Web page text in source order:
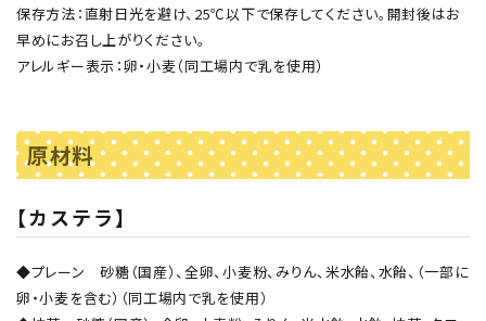
保存方法：直射日光を避け、25℃以下で保存してください。開封後はお
早めにお召し上がりください。
アレルギー表示：卵・小麦（同工場内で乳を使用）
原材料
【カステラ】
◆プレーン 砂糖（国産）、全卵、小麦粉、みりん、米水飴、水飴、（一部に
卵・小麦を含む）（同工場内で乳を使用）